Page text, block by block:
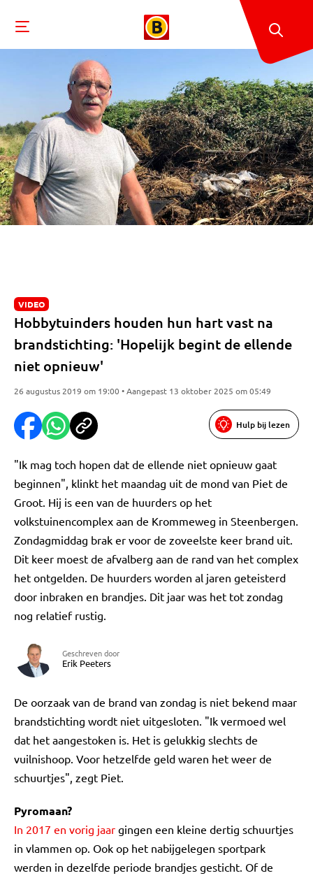
VIDEO
Hobbytuinders houden hun hart vast na
brandstichting: 'Hopelijk begint de ellende
niet opnieuw'
26 augustus 2019 om 19:00 • Aangepast 13 oktober 2025 om 05:49
Hulp bij lezen
"Ik mag toch hopen dat de ellende niet opnieuw gaat
beginnen", klinkt het maandag uit de mond van Piet de
Groot. Hij is een van de huurders op het
volkstuinencomplex aan de Krommeweg in Steenbergen.
Zondagmiddag brak er voor de zoveelste keer brand uit.
Dit keer moest de afvalberg aan de rand van het complex
het ontgelden. De huurders worden al jaren geteisterd
door inbraken en brandjes. Dit jaar was het tot zondag
nog relatief rustig.
Geschreven door
Erik Peeters
De oorzaak van de brand van zondag is niet bekend maar
brandstichting wordt niet uitgesloten. "Ik vermoed wel
dat het aangestoken is. Het is gelukkig slechts de
vuilnishoop. Voor hetzelfde geld waren het weer de
schuurtjes", zegt Piet.
Pyromaan?
In 2017 en vorig jaar gingen een kleine dertig schuurtjes
in vlammen op. Ook op het nabijgelegen sportpark
werden in dezelfde periode brandjes gesticht. Of de